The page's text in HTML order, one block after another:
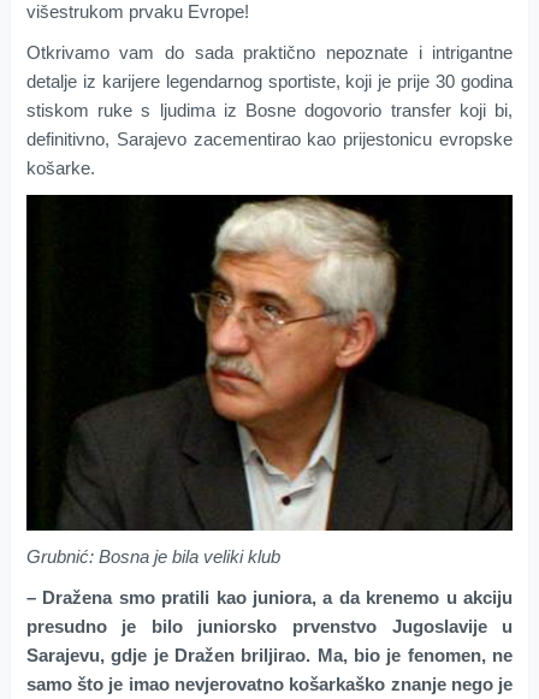
višestrukom prvaku Evrope!
Otkrivamo vam do sada praktično nepoznate i intrigantne
detalje iz karijere legendarnog sportiste, koji je prije 30 godina
stiskom ruke s ljudima iz Bosne dogovorio transfer koji bi,
definitivno, Sarajevo zacementirao kao prijestonicu evropske
košarke.
Grubnić: Bosna je bila veliki klub
– Dražena smo pratili kao juniora, a da krenemo u akciju
presudno je bilo juniorsko prvenstvo Jugoslavije u
Sarajevu, gdje je Dražen briljirao. Ma, bio je fenomen, ne
samo što je imao nevjerovatno košarkaško znanje nego je